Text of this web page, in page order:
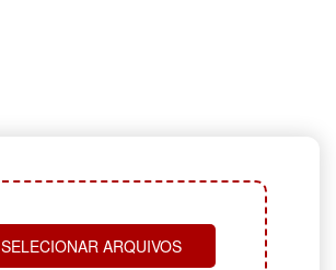
SELECIONAR ARQUIVOS